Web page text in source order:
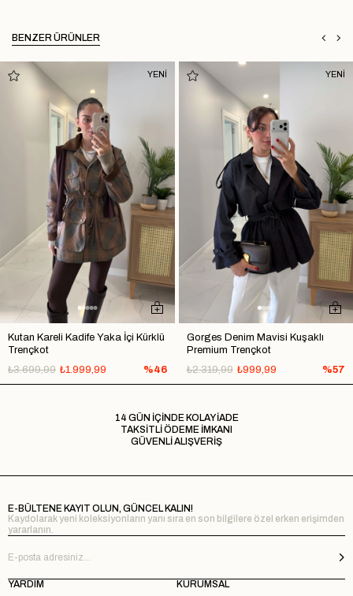
BENZER ÜRÜNLER
Kutan Kareli Kadife Yaka İçi Kürklü
Trençkot
₺1.999,99
₺3.699,99 %46
YENİ
Gorges Denim Mavisi Kuşaklı
Premium Trençkot
₺999,99
₺2.319,99 %57
YENİ
14 GÜN İÇİNDE KOLAY İADE
TAKSİTLİ ÖDEME İMKANI
GÜVENLİ ALIŞVERİŞ
E-BÜLTENE KAYIT OLUN, GÜNCEL KALIN!
Kaydolarak yeni koleksiyonların yanı sıra en son bilgilere özel erken erişimden
yararlanın.
YARDIM KURUMSAL